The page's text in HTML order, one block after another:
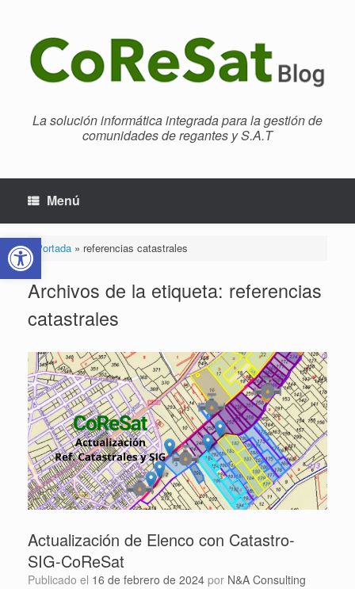
Abrir barra de herramientas
contenido
La solución informática integrada para la gestión de
comunidades de regantes y S.A.T
Menú
Portada» referencias catastrales
Archivos de la etiqueta: referencias
catastrales
Actualización de Elenco con Catastro-
SIG-CoReSat
Publicado el 16 de febrero de 2024 por N&A Consulting